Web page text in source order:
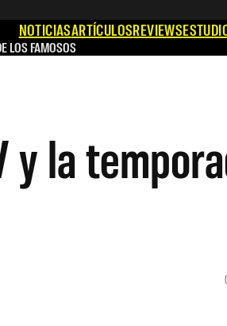
NOTICIASARTÍCULOSREVIEWS
LOS FAMOSOS
y la